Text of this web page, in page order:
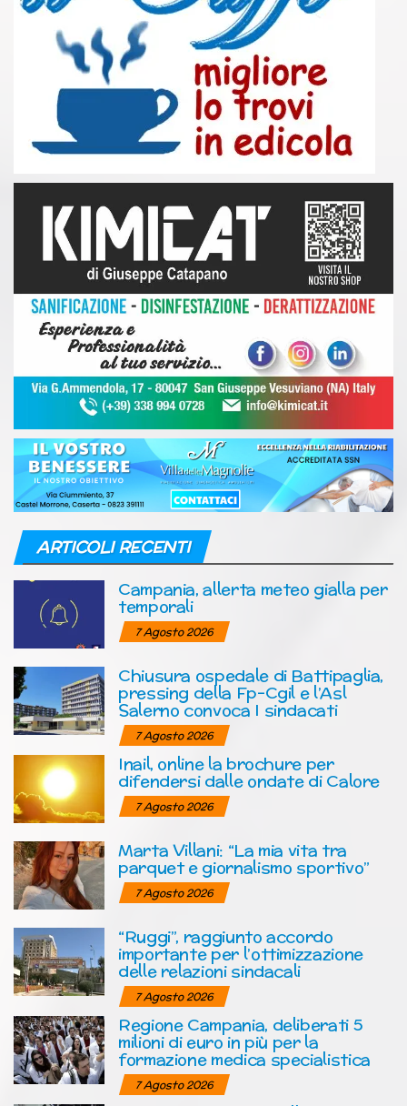
ARTICOLI RECENTI
Campania, allerta meteo gialla per
temporali
7 Agosto 2026
Chiusura ospedale di Battipaglia,
pressing della Fp-Cgil e l’Asl
Salerno convoca I sindacati
7 Agosto 2026
Inail, online la brochure per
difendersi dalle ondate di Calore
7 Agosto 2026
Marta Villani: “La mia vita tra
parquet e giornalismo sportivo”
7 Agosto 2026
“Ruggi”, raggiunto accordo
importante per l’ottimizzazione
delle relazioni sindacali
7 Agosto 2026
Regione Campania, deliberati 5
milioni di euro in più per la
formazione medica specialistica
7 Agosto 2026